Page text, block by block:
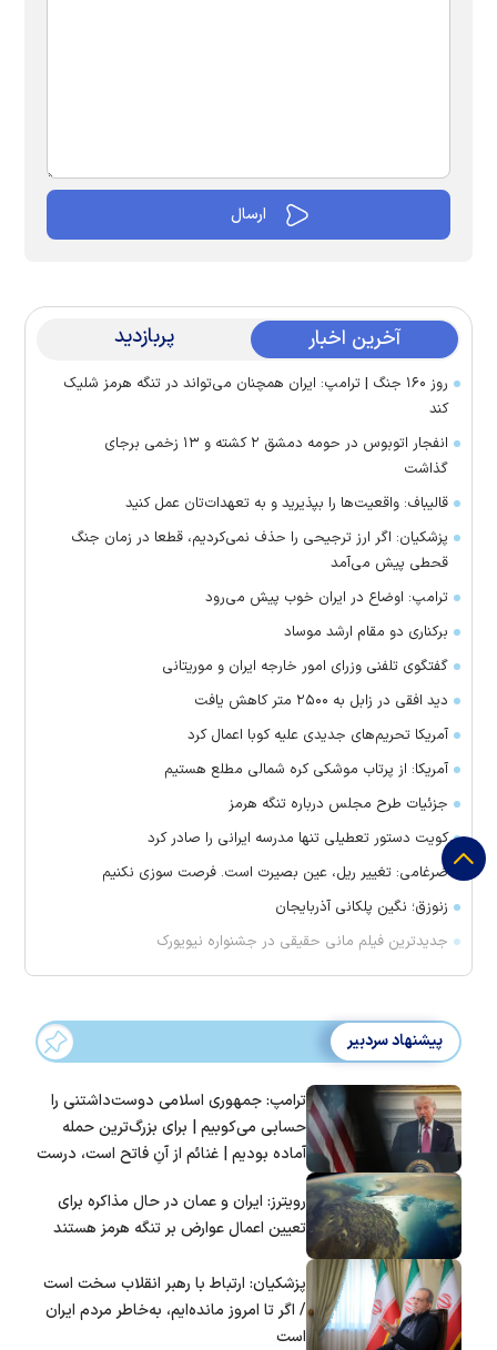
آخرین اخبار پربازدید
روز ۱۶۰ جنگ | ترامپ: ایران همچنان می‌تواند در تنگه هرمز شلیک
کند
انفجار اتوبوس در حومه دمشق ۲ کشته و ۱۳ زخمی برجای
گذاشت
قالیباف: واقعیت‌ها را بپذیرید و به تعهدات‌تان عمل کنید
پزشکیان: اگر ارز ترجیحی را حذف نمی‌کردیم، قطعا در زمان جنگ
قحطی پیش می‌آمد
ترامپ: اوضاع در ایران خوب پیش می‌رود
برکناری دو مقام ارشد موساد
گفتگوی تلفنی وزرای امور خارجه ایران و موریتانی
دید افقی در زابل به ۲۵۰۰ متر کاهش یافت
آمریکا تحریم‌های جدیدی علیه کوبا اعمال کرد
آمریکا: از پرتاب موشکی کره شمالی مطلع هستیم
جزئیات طرح مجلس درباره تنگه هرمز
کویت دستور تعطیلی تنها مدرسه ایرانی را صادر کرد
ضرغامی: تغییر ریل، عین بصیرت است. فرصت سوزی نکنیم
زنوزق؛ نگین پلکانی آذربایجان
جدیدترین فیلم مانی حقیقی در جشنواره نیویورک
پیشنهاد سردبیر
ترامپ: جمهوری اسلامی دوست‌داشتنی را
حسابی می‌کوبیم | برای بزرگ‌ترین حمله
آماده بودیم | غنائم از آنِ فاتح است، درست
رویترز: ایران و عمان در حال مذاکره برای
تعیین اعمال عوارض بر تنگه هرمز هستند
پزشکیان: ارتباط با رهبر انقلاب سخت است
/ اگر تا امروز مانده‌ایم، به‌خاطر مردم ایران
است